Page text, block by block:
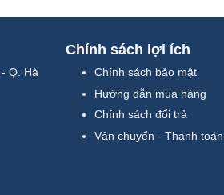
Q. Hà
Chính sách lợi ích
Chính sách bảo mật
Hướng dẫn mua hàng
Chính sách đổi trả
Vận chuyển - Thanh toán